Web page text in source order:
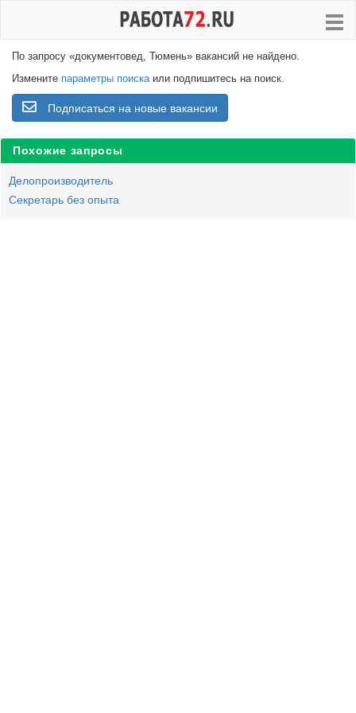
По запросу «документовед, Тюмень» вакансий не найдено.
Измените параметры поискаили подпишитесь на поиск.
Подписаться на новые вакансии
Похожие запросы
Делопроизводитель
Секретарь без опыта